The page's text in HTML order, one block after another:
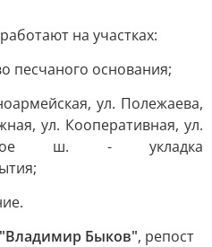
на участках:
песчаного основания;
ул. Полежаева,
ул. Кооперативная, ул.
ш. - укладка
Быков", репост